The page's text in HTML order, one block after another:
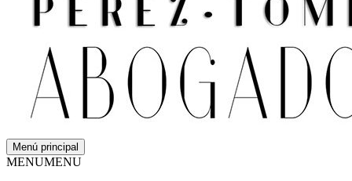
Menú principal
MENUMENU